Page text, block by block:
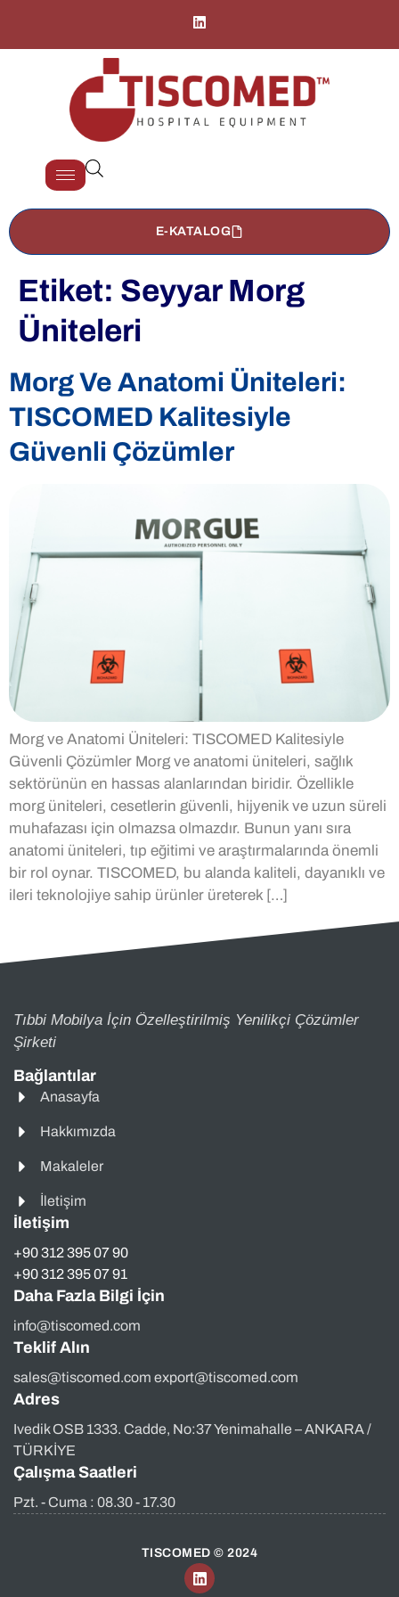
E-KATALOG
Etiket: Seyyar Morg
Üniteleri
Morg Ve Anatomi Üniteleri:
TISCOMED Kalitesiyle
Güvenli Çözümler
Morg ve Anatomi Üniteleri: TISCOMED Kalitesiyle
Güvenli Çözümler Morg ve anatomi üniteleri, sağlık
sektörünün en hassas alanlarından biridir. Özellikle
morg üniteleri, cesetlerin güvenli, hijyenik ve uzun süreli
muhafazası için olmazsa olmazdır. Bunun yanı sıra
anatomi üniteleri, tıp eğitimi ve araştırmalarında önemli
bir rol oynar. TISCOMED, bu alanda kaliteli, dayanıklı ve
ileri teknolojiye sahip ürünler üreterek […]
Tıbbi Mobilya İçin Özelleştirilmiş Yenilikçi Çözümler
Şirketi
Bağlantılar
Anasayfa
Hakkımızda
Makaleler
İletişim
İletişim
+90 312 395 07 90
+90 312 395 07 91
Daha Fazla Bilgi İçin
info@tiscomed.com
Teklif Alın
sales@tiscomed.com export@tiscomed.com
Adres
Ivedik OSB 1333. Cadde, No:37 Yenimahalle – ANKARA /
TÜRKİYE
Çalışma Saatleri
Pzt. - Cuma : 08.30 - 17.30
TISCOMED © 2024